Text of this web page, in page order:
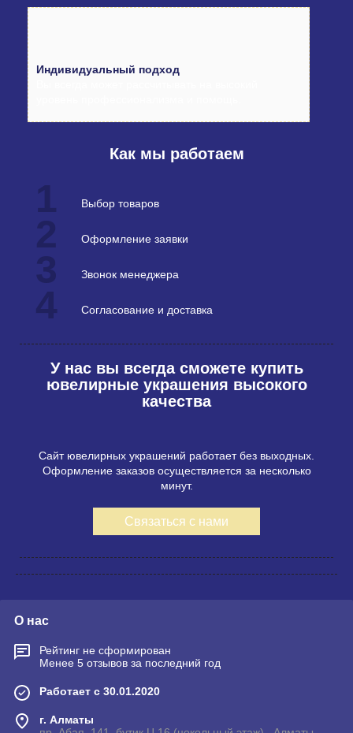
Индивидуальный подход
Как мы работаем
1 Выбор товаров
2 Оформление заявки
3 Звонок менеджера
4 Согласование и доставка
У нас вы всегда сможете купить
ювелирные украшения высокого
качества
Сайт ювелирных украшений работает без выходных.
Оформление заказов осуществляется за несколько
минут.
Связаться с нами
О нас
Рейтинг не сформирован
Менее 5 отзывов за последний год
Работает с 30.01.2020
г. Алматы